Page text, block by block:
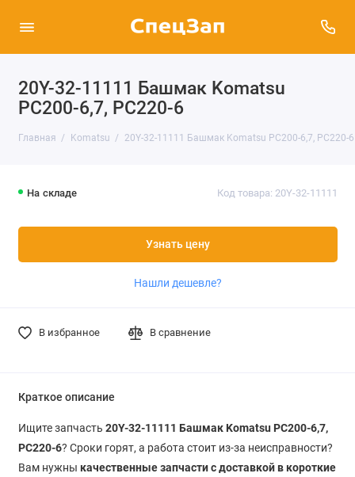
20Y-32-11111 Башмак Komatsu
PC200-6,7, PC220-6
Главная Komatsu 20Y-32-11111 Башмак Komatsu PC200-6,7, PC220-6
На складе Код товара: 20Y-32-11111
Узнать цену
Нашли дешевле?
В избранное В сравнение
Краткое описание
Ищите запчасть 20Y-32-11111 Башмак Komatsu PC200-6,7,
PC220-6? Сроки горят, а работа стоит из-за неисправности?
Вам нужны качественные запчасти с доставкой в короткие